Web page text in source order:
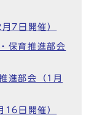
7日開催）
保育推進部会
進部会（1月
16日開催）